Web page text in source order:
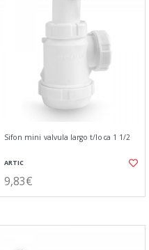
Sifon mini valvula largo t/loca 1 1/2
ARTIC
9,83€